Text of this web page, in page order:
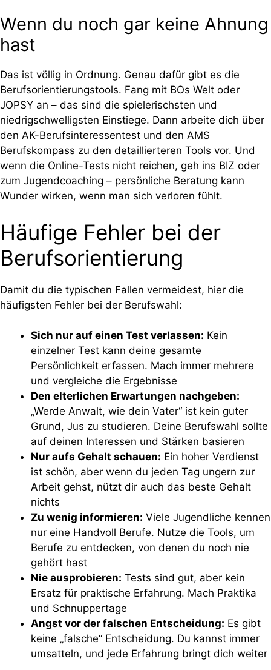
Wenn du noch gar keine Ahnung
hast
Das ist völlig in Ordnung. Genau dafür gibt es die
Berufsorientierungstools. Fang mit BOs Welt oder
JOPSY an – das sind die spielerischsten und
niedrigschwelligsten Einstiege. Dann arbeite dich über
den AK-Berufsinteressentest und den AMS
Berufskompass zu den detaillierteren Tools vor. Und
wenn die Online-Tests nicht reichen, geh ins BIZ oder
zum Jugendcoaching – persönliche Beratung kann
Wunder wirken, wenn man sich verloren fühlt.
Häufige Fehler bei der
Berufsorientierung
Damit du die typischen Fallen vermeidest, hier die
häufigsten Fehler bei der Berufswahl:
Sich nur auf einen Test verlassen: Kein
einzelner Test kann deine gesamte
Persönlichkeit erfassen. Mach immer mehrere
und vergleiche die Ergebnisse
Den elterlichen Erwartungen nachgeben:
„Werde Anwalt, wie dein Vater“ ist kein guter
Grund, Jus zu studieren. Deine Berufswahl sollte
auf deinen Interessen und Stärken basieren
Nur aufs Gehalt schauen: Ein hoher Verdienst
ist schön, aber wenn du jeden Tag ungern zur
Arbeit gehst, nützt dir auch das beste Gehalt
nichts
Zu wenig informieren: Viele Jugendliche kennen
nur eine Handvoll Berufe. Nutze die Tools, um
Berufe zu entdecken, von denen du noch nie
gehört hast
Nie ausprobieren: Tests sind gut, aber kein
Ersatz für praktische Erfahrung. Mach Praktika
und Schnuppertage
Angst vor der falschen Entscheidung: Es gibt
keine „falsche“ Entscheidung. Du kannst immer
umsatteln, und jede Erfahrung bringt dich weiter